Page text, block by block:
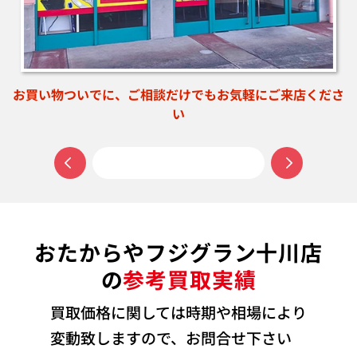
お買い物ついでに、ご相談だけでもお気軽にご来店くださ
い
おたからやフジグラン十川店
の参考買取実績
買取価格に関しては時期や相場により
変動致しますので、お問合せ下さい